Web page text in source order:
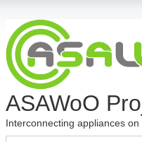
ASAWoO
Interconnecting appliances